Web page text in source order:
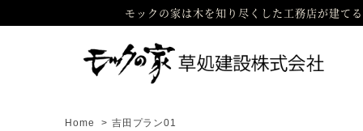
モックの家は木を知り尽くした工務店が建て
Home > 吉田プラン01